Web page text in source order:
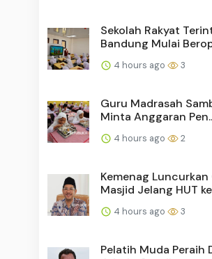
Sekolah Rakyat
Bandung Mulai
4 hours ago 3
Guru Madrasah
Minta Anggaran
4 hours ago 2
Kemenag
Masjid Jelang HUT
4 hours ago 3
Pelatih Muda Peraih